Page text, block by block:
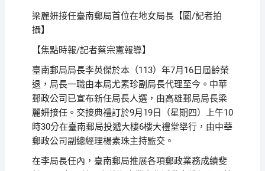
梁麗妍接任臺南郵局首位在地女局長【圖/記者拍
攝】
【焦點時報/記者蔡宗憲報導】
臺南郵局局長李英傑於本（113）年7月16日屆齡榮
退，局長一職由本局尤素珍副局長代理至今。中華
郵政公司已宣布新任局長人選，由高雄郵局局長梁
麗妍接任。交接典禮訂於9月19日（星期四）上午10
時30分在臺南郵局投遞大樓6樓大禮堂舉行，由中華
郵政公司副總經理楊素珠主持監交。
在李局長任內，臺南郵局推展各項郵政業務成績斐